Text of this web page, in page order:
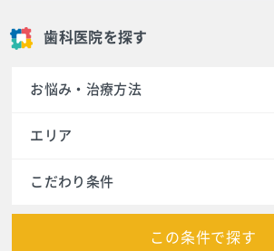
歯科医院を探す
お悩み・治療方法
エリア
こだわり条件
この条件で探す